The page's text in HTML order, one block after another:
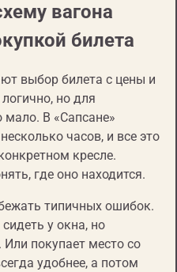
вагона
билета
выбор билета с цены и
но для
мало. В «Сапсане»
часов, и все это
кресле.
где оно находится.
типичных ошибок.
у окна, но
покупает место со
удобнее, а потом